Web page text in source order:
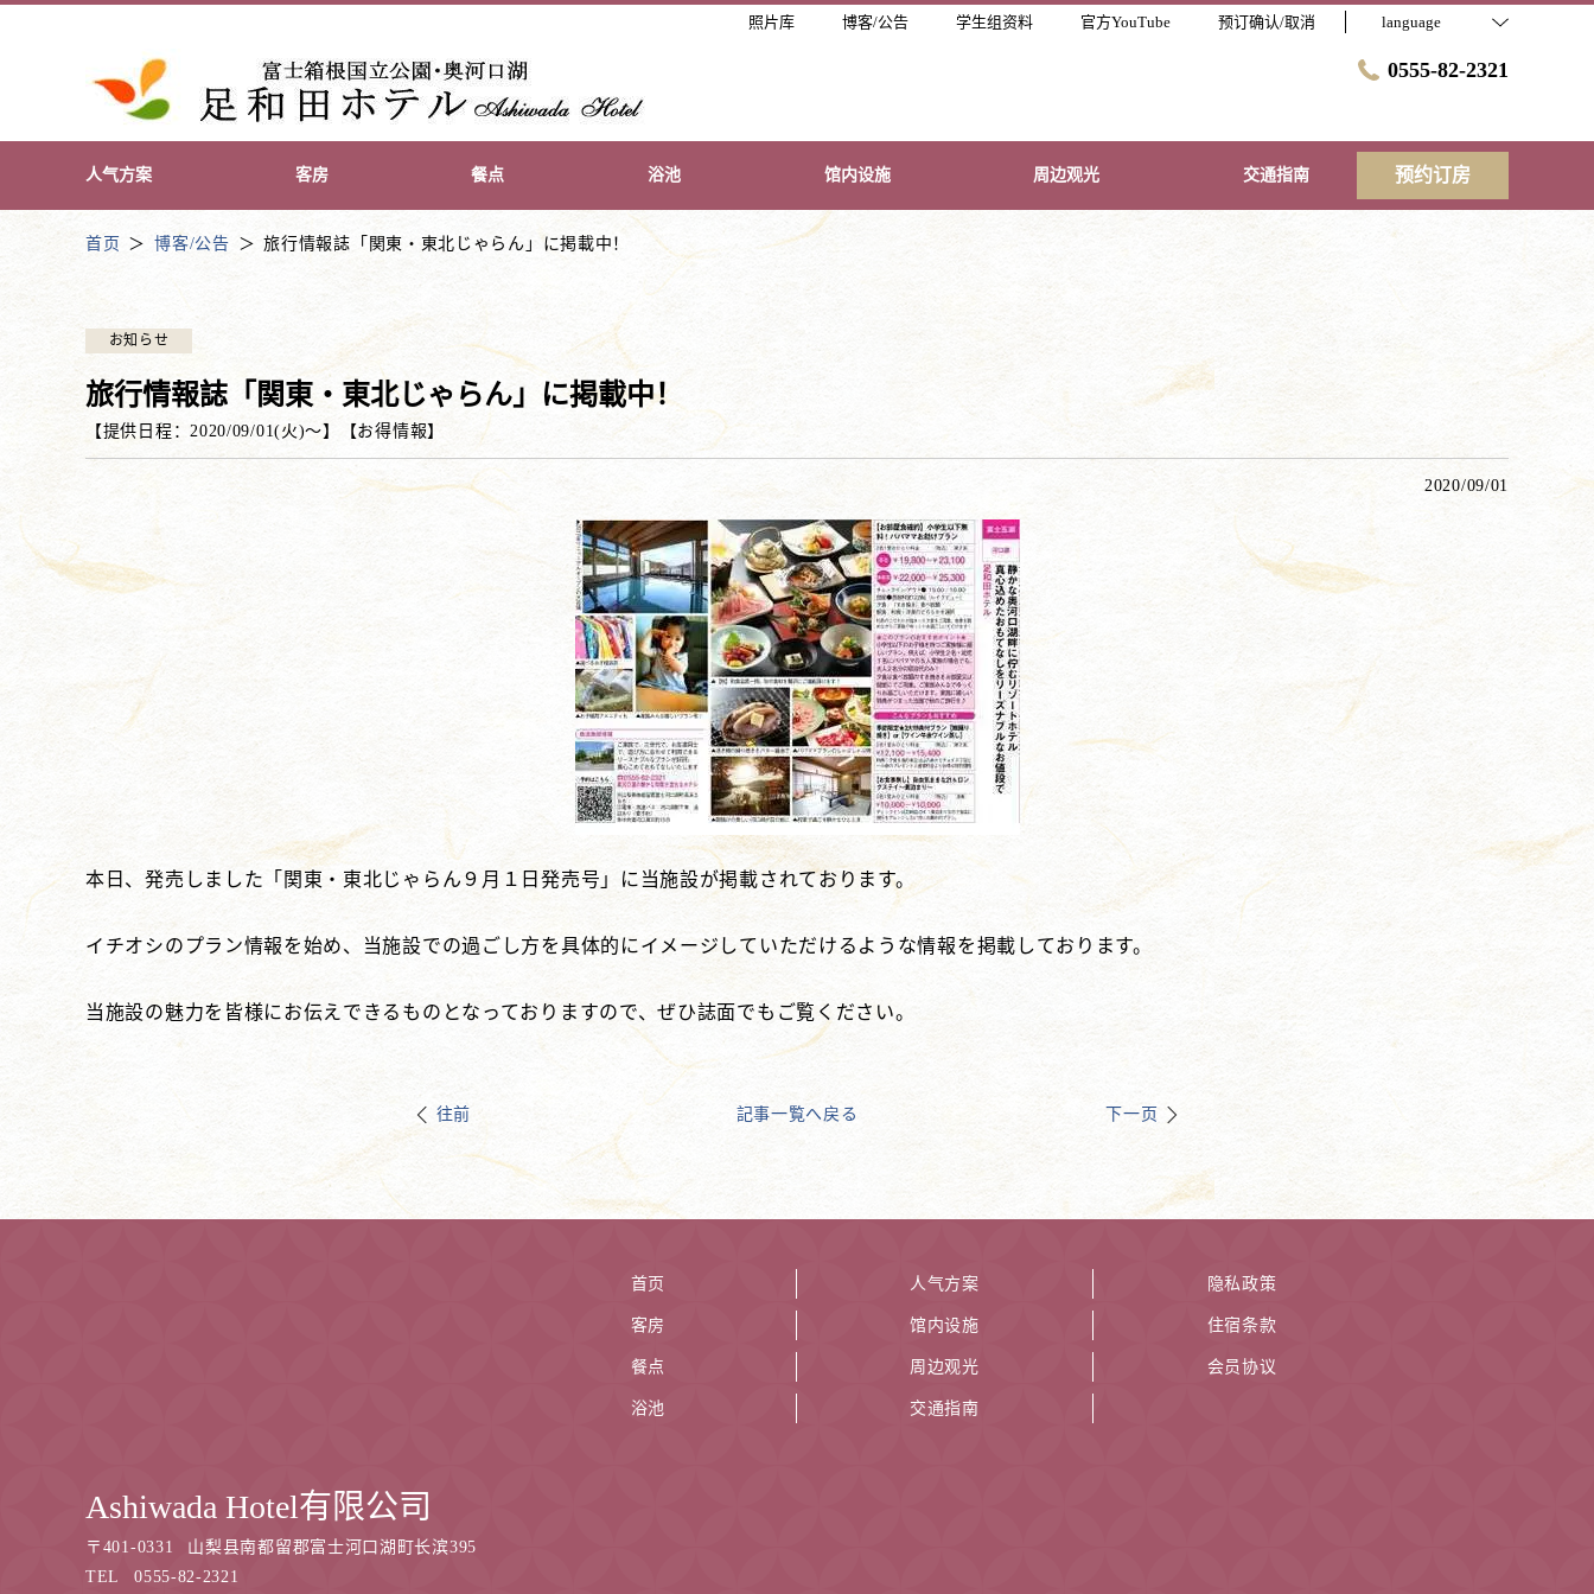
照片库 博客/公告 学生组资料 官方YouTube 预订确认/取消 language
0555-82-2321
人气方案 客房 餐点 浴池 馆内设施 周边观光 交通指南 预约订房
首页 博客/公告 旅行情報誌「関東・東北じゃらん」に掲載中！
お知らせ
旅行情報誌「関東・東北じゃらん」に掲載中！
【提供日程：2020/09/01(火)〜】 【お得情報】
2020/09/01
本日、発売しました「関東・東北じゃらん９月１日発売号」に当施設が掲載されております。
イチオシのプラン情報を始め、当施設での過ごし方を具体的にイメージしていただけるような情報を掲載しております。
当施設の魅力を皆様にお伝えできるものとなっておりますので、ぜひ誌面でもご覧ください。
往前 記事一覧へ戻る 下一页
首页
客房
餐点
浴池
人气方案
馆内设施
周边观光
交通指南
隐私政策
住宿条款
会员协议
Ashiwada Hotel有限公司
〒 401-0331
山梨县南都留郡富士河口湖町长滨395
TEL
0555-82-2321